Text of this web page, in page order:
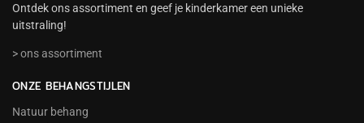
Ontdek ons assortiment en geef je kinderkamer een unieke
uitstraling!
> ons assortiment
ONZE BEHANGSTIJLEN
Natuur behang